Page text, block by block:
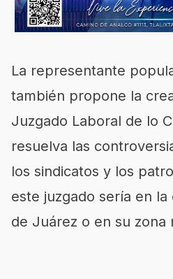
La representante
también propone la
Juzgado Laboral de lo
resuelva las
los sindicatos y los
este juzgado sería en la
de Juárez o en su zona